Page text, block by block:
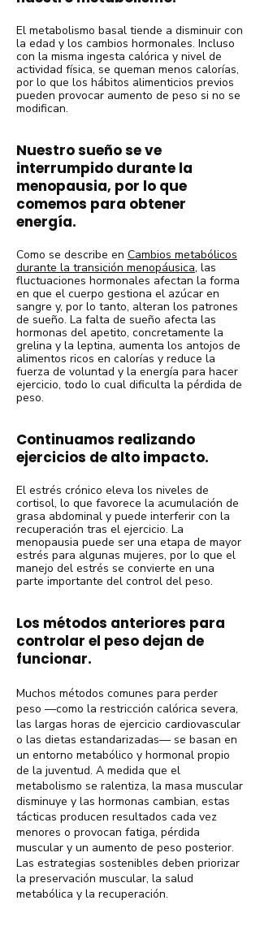
El metabolismo basal tiende a disminuir con
la edad y los cambios hormonales. Incluso
con la misma ingesta calórica y nivel de
actividad física, se queman menos calorías,
por lo que los hábitos alimenticios previos
pueden provocar aumento de peso si no se
modifican.
Nuestro sueño se ve
interrumpido durante la
menopausia, por lo que
comemos para obtener
energía.
Como se describe en Cambios metabólicos
durante la transición menopáusica, las
fluctuaciones hormonales afectan la forma
en que el cuerpo gestiona el azúcar en
sangre y, por lo tanto, alteran los patrones
de sueño. La falta de sueño afecta las
hormonas del apetito, concretamente la
grelina y la leptina, aumenta los antojos de
alimentos ricos en calorías y reduce la
fuerza de voluntad y la energía para hacer
ejercicio, todo lo cual dificulta la pérdida de
peso.
Continuamos realizando
ejercicios de alto impacto.
El estrés crónico eleva los niveles de
cortisol, lo que favorece la acumulación de
grasa abdominal y puede interferir con la
recuperación tras el ejercicio. La
menopausia puede ser una etapa de mayor
estrés para algunas mujeres, por lo que el
manejo del estrés se convierte en una
parte importante del control del peso.
Los métodos anteriores para
controlar el peso dejan de
funcionar.
Muchos métodos comunes para perder
peso —como la restricción calórica severa,
las largas horas de ejercicio cardiovascular
o las dietas estandarizadas— se basan en
un entorno metabólico y hormonal propio
de la juventud. A medida que el
metabolismo se ralentiza, la masa muscular
disminuye y las hormonas cambian, estas
tácticas producen resultados cada vez
menores o provocan fatiga, pérdida
muscular y un aumento de peso posterior.
Las estrategias sostenibles deben priorizar
la preservación muscular, la salud
metabólica y la recuperación.